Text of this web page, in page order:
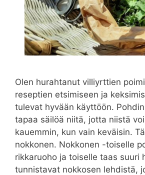
Olen hurahtanut villiyrttien
reseptien etsimiseen ja
tulevat hyvään käyttöön.
tapaa säilöä niitä, jotta niistä
kauemmin, kun vain keväisin.
nokkonen. Nokkonen -toiselle
rikkaruoho ja toiselle taas suuri
tunnistavat nokkosen lehdistä,